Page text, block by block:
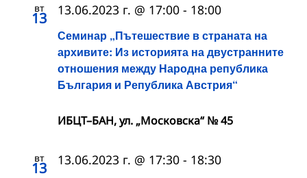
вт
13
Семинар „Пътешествие в страната на
архивите: Из историята на двустранните
отношения между Народна република
България и Република Австрия“
13.06.2023 г. @ 17:00 - 18:00
ИБЦТ–БАН, ул. „Московска“ № 45
вт
13 13.06.2023 г. @ 17:30 - 18:30